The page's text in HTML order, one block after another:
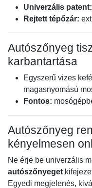
Univerzális patent:
Rejtett tépőzár:
Autószőnyeg
karbantartása
Egyszerű vizes
magasnyomású
Fontos:
Autószőnyeg
kényelmesen
Ne érje be univerzális
autószőnyeget
Egyedi megjelenés,